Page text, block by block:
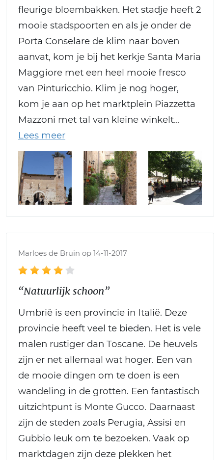
fleurige bloembakken. Het stadje heeft 2
mooie stadspoorten en als je onder de
Porta Conselare de klim naar boven
aanvat, kom je bij het kerkje Santa Maria
Maggiore met een heel mooie fresco
van Pinturicchio. Klim je nog hoger,
kom je aan op het marktplein Piazzetta
Mazzoni met tal van kleine winkelt
Marloes de Bruin op 14-11-2017
“Natuurlijk schoon”
Umbrië is een provincie in Italië. Deze
provincie heeft veel te bieden. Het is vele
malen rustiger dan Toscane. De heuvels
zijn er net allemaal wat hoger. Een van
de mooie dingen om te doen is een
wandeling in de grotten. Een fantastisch
uitzichtpunt is Monte Gucco. Daarnaast
zijn de steden zoals Perugia, Assisi en
Gubbio leuk om te bezoeken. Vaak op
marktdagen zijn deze plekken het